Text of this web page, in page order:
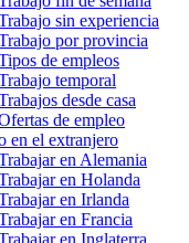
sin experiencia
por provincia
de empleos
temporal
desde casa
de empleo
en el extranjero
en Alemania
en Holanda
en Irlanda
en Francia
en Inglaterra